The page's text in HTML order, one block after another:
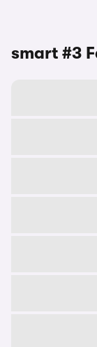
smart #3